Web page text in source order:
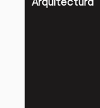
Arquitectura